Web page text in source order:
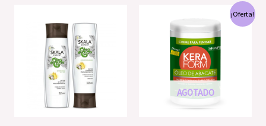
¡Oferta!
AGOTADO
precio
original
era:
S/64.00.
actual
es:
S/60.00.